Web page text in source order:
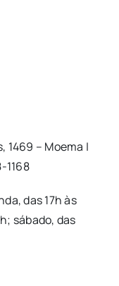
1469 – Moema |
1168
das 17h às
sábado, das